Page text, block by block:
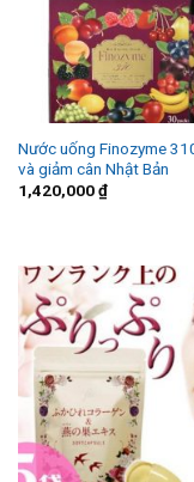
Nước uống Finozyme
và giảm cân Nhật Bản
1,420,000₫